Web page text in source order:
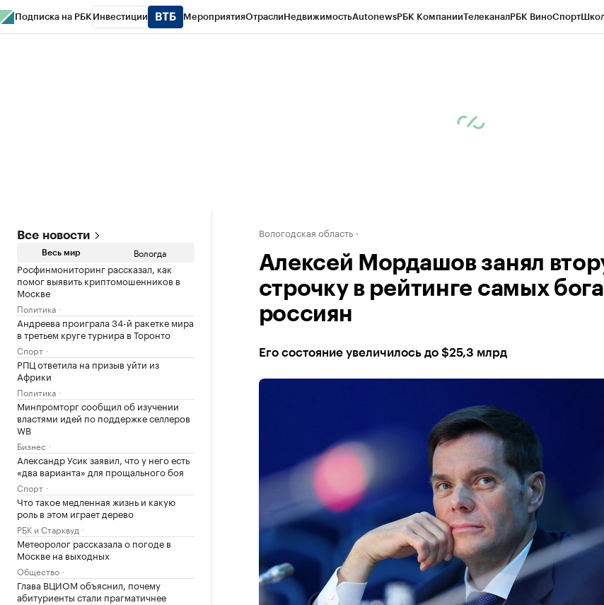
Подписка на РБК Инвестиции МероприятияОтраслиНедвижимостьAutonewsРБК КомпанииТелеканалРБК ВиноСпорт
Все новости
Весь мир Вологда
Росфинмониторинг рассказал, как
помог выявить криптомошенников в
Москве
Политика
Андреева проиграла 34-й ракетке мира
в третьем круге турнира в Торонто
Спорт
РПЦ ответила на призыв уйти из
Африки
Политика
Минпромторг сообщил об изучении
властями идей по поддержке селлеров
WB
Бизнес
Александр Усик заявил, что у него есть
«два варианта» для прощального боя
Спорт
Что такое медленная жизнь и какую
роль в этом играет дерево
РБК и Старквуд
Метеоролог рассказала о погоде в
Москве на выходных
Общество
Глава ВЦИОМ объяснил, почему
абитуриенты стали прагматичнее
Вологодская область
Алексей Мордашов занял
строчку в рейтинге самых
россиян
Его состояние увеличилось до $25,3 млрд